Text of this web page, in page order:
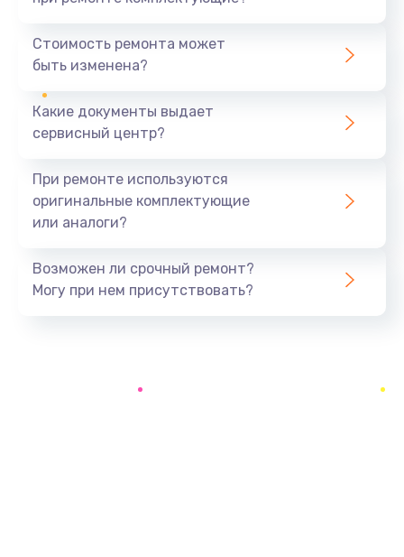
1440 руб.
Ремонт южного моста
Замена батарейки BIOS
Заказать
Стоимость ремонта может
быть изменена?
Какие документы выдает
сервисный центр?
При ремонте используются
оригинальные комплектующие
или аналоги?
Возможен ли срочный ремонт?
Могу при нем присутствовать?